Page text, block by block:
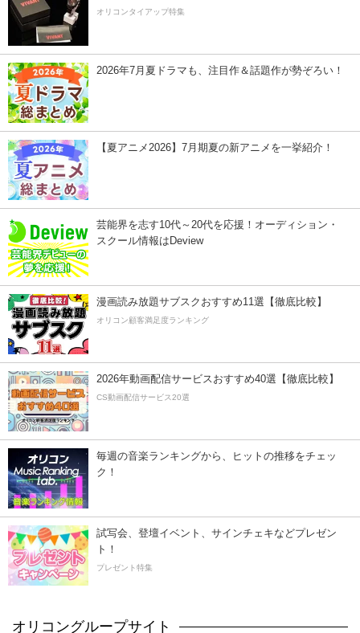
オリコンタイアップ特集
2026年7月夏ドラマも、注目作＆話題作が勢ぞろい！
【夏アニメ2026】7月期夏の新アニメを一挙紹介！
芸能界を志す10代～20代を応援！オーディション・
スクール情報はDeview
漫画読み放題サブスクおすすめ11選【徹底比較】
オリコン顧客満足度ランキング
2026年動画配信サービスおすすめ40選【徹底比較】
CS動画配信サービス20選
毎週の音楽ランキングから、ヒットの推移をチェッ
ク！
試写会、登壇イベント、サインチェキなどプレゼン
ト！
プレゼント特集
オリコングループサイト